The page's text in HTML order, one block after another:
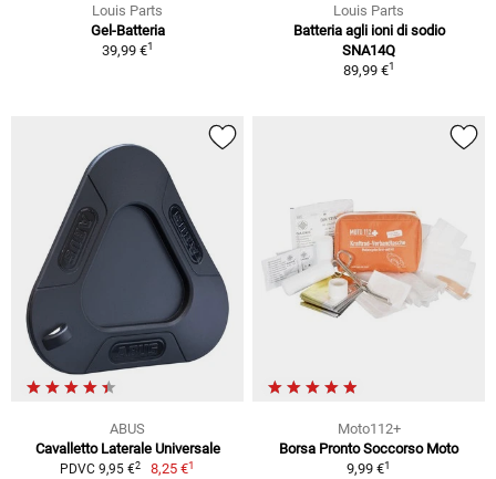
Louis Parts
Gel-Batteria
39,99 €1
Louis Parts
Batteria agli ioni di sodio
SNA14Q
89,99 €1
ABUS
Cavalletto Laterale Universale
PDVC 9,95 €2 8,25 €1
Moto112+
Borsa Pronto Soccorso Moto
9,99 €1